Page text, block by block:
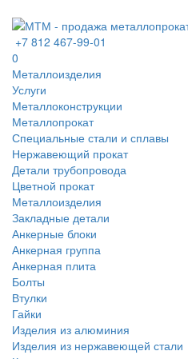
+7 812 467-99-01
0
Металлоизделия
Услуги
Металлоконструкции
Металлопрокат
Специальные стали и сплавы
Нержавеющий прокат
Детали трубопровода
Цветной прокат
Металлоизделия
Закладные детали
Анкерные блоки
Анкерная группа
Анкерная плита
Болты
Втулки
Гайки
Изделия из алюминия
Изделия из нержавеющей стали